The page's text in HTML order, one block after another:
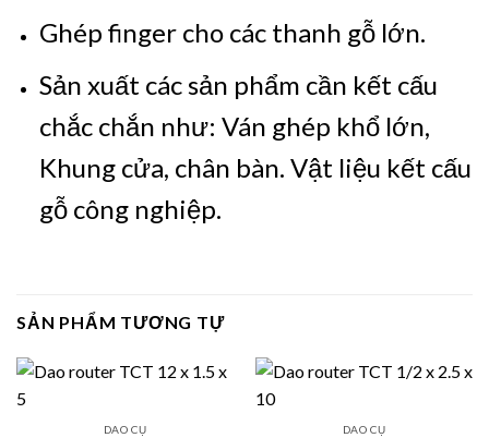
Ghép finger cho các thanh gỗ lớn.
Sản xuất các sản phẩm cần kết cấu
chắc chắn như: Ván ghép khổ lớn,
Khung cửa, chân bàn. Vật liệu kết cấu
gỗ công nghiệp.
SẢN PHẨM TƯƠNG TỰ
DAO CỤ DAO CỤ